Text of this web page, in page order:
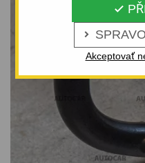


Akceptovať